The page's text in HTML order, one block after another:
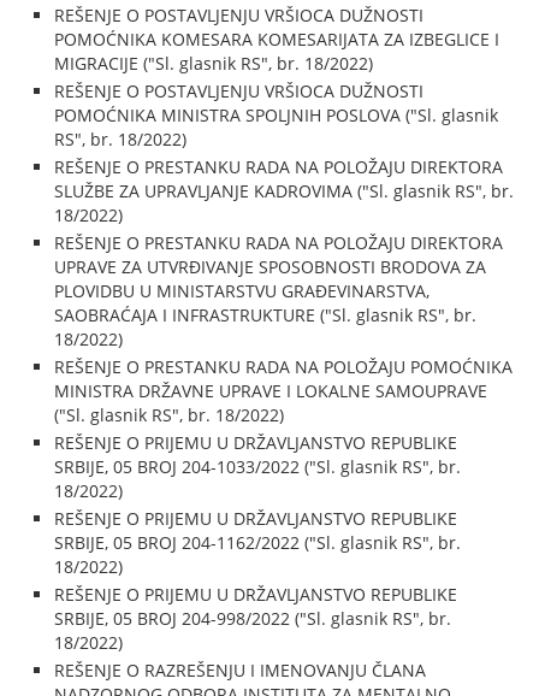
REŠENJE O POSTAVLJENJU VRŠIOCA DUŽNOSTI
POMOĆNIKA KOMESARA KOMESARIJATA ZA IZBEGLICE I
MIGRACIJE ("Sl. glasnik RS", br. 18/2022)
REŠENJE O POSTAVLJENJU VRŠIOCA DUŽNOSTI
POMOĆNIKA MINISTRA SPOLJNIH POSLOVA ("Sl. glasnik
RS", br. 18/2022)
REŠENJE O PRESTANKU RADA NA POLOŽAJU DIREKTORA
SLUŽBE ZA UPRAVLJANJE KADROVIMA ("Sl. glasnik RS", br.
18/2022)
REŠENJE O PRESTANKU RADA NA POLOŽAJU DIREKTORA
UPRAVE ZA UTVRĐIVANJE SPOSOBNOSTI BRODOVA ZA
PLOVIDBU U MINISTARSTVU GRAĐEVINARSTVA,
SAOBRAĆAJA I INFRASTRUKTURE ("Sl. glasnik RS", br.
18/2022)
REŠENJE O PRESTANKU RADA NA POLOŽAJU POMOĆNIKA
MINISTRA DRŽAVNE UPRAVE I LOKALNE SAMOUPRAVE
("Sl. glasnik RS", br. 18/2022)
REŠENJE O PRIJEMU U DRŽAVLJANSTVO REPUBLIKE
SRBIJE, 05 BROJ 204-1033/2022 ("Sl. glasnik RS", br.
18/2022)
REŠENJE O PRIJEMU U DRŽAVLJANSTVO REPUBLIKE
SRBIJE, 05 BROJ 204-1162/2022 ("Sl. glasnik RS", br.
18/2022)
REŠENJE O PRIJEMU U DRŽAVLJANSTVO REPUBLIKE
SRBIJE, 05 BROJ 204-998/2022 ("Sl. glasnik RS", br.
18/2022)
REŠENJE O RAZREŠENJU I IMENOVANJU ČLANA